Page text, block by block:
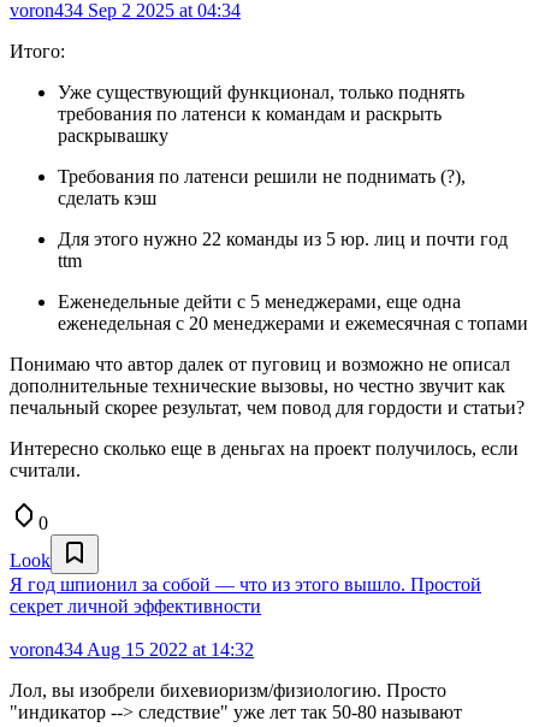
voron434 Sep 2 2025 at 04:34
Итого:
Уже существующий функционал, только поднять
требования по латенси к командам и раскрыть
раскрывашку
Требования по латенси решили не поднимать (?),
сделать кэш
Для этого нужно 22 команды из 5 юр. лиц и почти год
ttm
Еженедельные дейти с 5 менеджерами, еще одна
еженедельная с 20 менеджерами и ежемесячная с топами
Понимаю что автор далек от пуговиц и возможно не описал
дополнительные технические вызовы, но честно звучит как
печальный скорее результат, чем повод для гордости и статьи?
Интересно сколько еще в деньгах на проект получилось, если
считали.
0
Look
Я год шпионил за собой — что из этого вышло. Простой
секрет личной эффективности
voron434 Aug 15 2022 at 14:32
Лол, вы изобрели бихевиоризм/физиологию. Просто
"индикатор --> следствие" уже лет так 50-80 называют